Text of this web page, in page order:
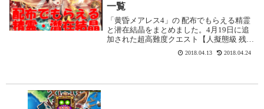
一覧
「黄昏メアレス4」の 配布でもらえる精霊
と潜在結晶をまとめました。4月19日に追
加された超高難度クエスト【人擬態級 残響
dearless】もあります。4月24日に追加され
た「MARELESS 無現の蝶」は別ページに
2018.04.13 2018.04.24